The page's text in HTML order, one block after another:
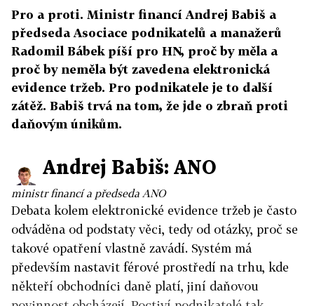
Pro a proti. Ministr financí Andrej Babiš a
předseda Asociace podnikatelů a manažerů
Radomil Bábek píší pro HN, proč by měla a
proč by neměla být zavedena elektronická
evidence tržeb. Pro podnikatele je to další
zátěž. Babiš trvá na tom, že jde o zbraň proti
daňovým únikům.
Andrej Babiš: ANO
ministr financí a předseda ANO
Debata kolem elektronické evidence tržeb je často
odváděna od podstaty věci, tedy od otázky, proč se
takové opatření vlastně zavádí. Systém má
především nastavit férové prostředí na trhu, kde
někteří obchodníci daně platí, jiní daňovou